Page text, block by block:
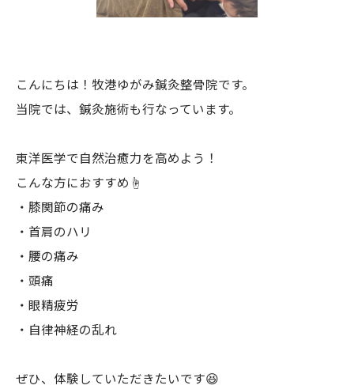
こんにちは！牧港ゆがみ鍼灸整骨院です。
当院では、鍼灸施術も行なっています。
東洋医学で自然治癒力を高めよう！
こんな方におすすめ☝️
・膝関節の痛み
・首肩のハリ
・腰の痛み
・頭痛
・眼精疲労
・自律神経の乱れ
ぜひ、体験していただきたいです😆